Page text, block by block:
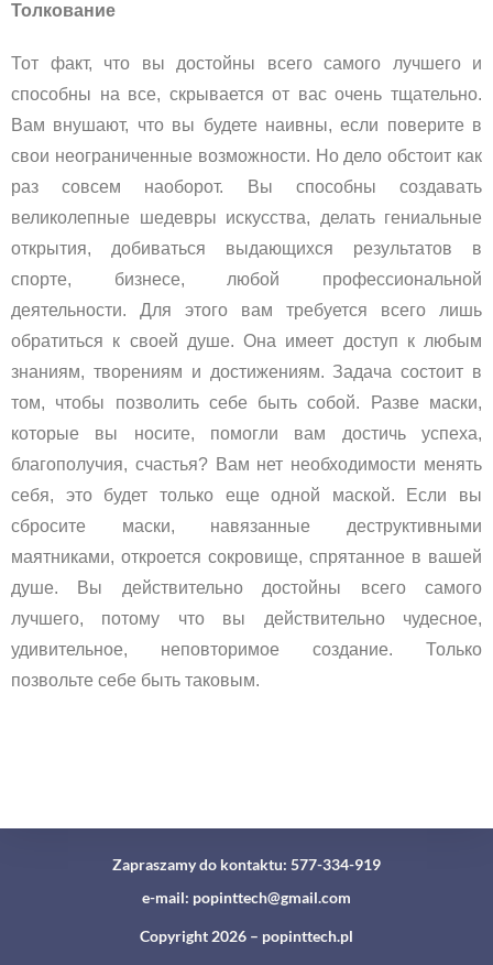
Толкование
Тот факт, что вы достойны всего самого лучшего и
способны на все, скрывается от вас очень тщательно.
Вам внушают, что вы будете наивны, если поверите в
свои неограниченные возможности. Но дело обстоит как
раз совсем наоборот. Вы способны создавать
великолепные шедевры искусства, делать гениальные
открытия, добиваться выдающихся результатов в
спорте, бизнесе, любой профессиональной
деятельности. Для этого вам требуется всего лишь
обратиться к своей душе. Она имеет доступ к любым
знаниям, творениям и достижениям. Задача состоит в
том, чтобы позволить себе быть собой. Разве маски,
которые вы носите, помогли вам достичь успеха,
благополучия, счастья? Вам нет необходимости менять
себя, это будет только еще одной маской. Если вы
сбросите маски, навязанные деструктивными
маятниками, откроется сокровище, спрятанное в вашей
душе. Вы действительно достойны всего самого
лучшего, потому что вы действительно чудесное,
удивительное, неповторимое создание. Только
позвольте себе быть таковым.
Zapraszamy do kontaktu: 577-334-919
Copyright 2026 – popinttech.pl
e-mail: popinttech@gmail.com